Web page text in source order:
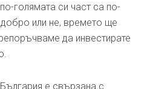
голямата си част са по-
или не, времето ще
да инвестирате
е свързана с